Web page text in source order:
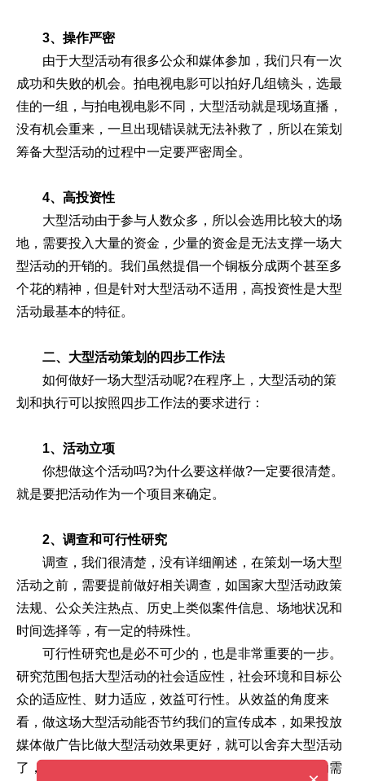
3、操作严密
由于大型活动有很多公众和媒体参加，我们只有一次
成功和失败的机会。拍电视电影可以拍好几组镜头，选最
佳的一组，与拍电视电影不同，大型活动就是现场直播，
没有机会重来，一旦出现错误就无法补救了，所以在策划
筹备大型活动的过程中一定要严密周全。
4、高投资性
大型活动由于参与人数众多，所以会选用比较大的场
地，需要投入大量的资金，少量的资金是无法支撑一场大
型活动的开销的。我们虽然提倡一个铜板分成两个甚至多
个花的精神，但是针对大型活动不适用，高投资性是大型
活动最基本的特征。
二、大型活动策划的四步工作法
如何做好一场大型活动呢?在程序上，大型活动的策
划和执行可以按照四步工作法的要求进行：
1、活动立项
你想做这个活动吗?为什么要这样做?一定要很清楚。
就是要把活动作为一个项目来确定。
2、调查和可行性研究
调查，我们很清楚，没有详细阐述，在策划一场大型
活动之前，需要提前做好相关调查，如国家大型活动政策
法规、公众关注热点、历史上类似案件信息、场地状况和
时间选择等，有一定的特殊性。
可行性研究也是必不可少的，也是非常重要的一步。
研究范围包括大型活动的社会适应性，社会环境和目标公
众的适应性、财力适应，效益可行性。从效益的角度来
看，做这场大型活动能否节约我们的宣传成本，如果投放
媒体做广告比做大型活动效果更好，就可以舍弃大型活动
了，另外还需要研究社会物质水平的适应性，大型活动需